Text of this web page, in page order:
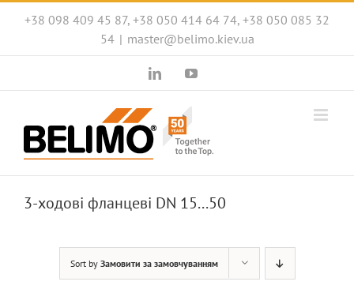
+38 098 409 45 87, +38 050 414 64 74, +38 050 085 32
54 | master@belimo.kiev.ua
LinkedInYouTube
3-ходові фланцеві DN 15...50
Sort by Замовити за замовчуванням